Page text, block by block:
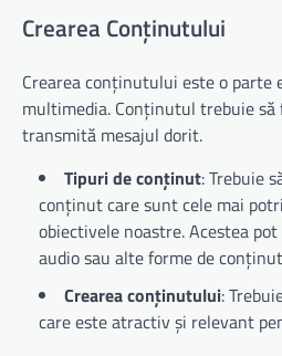
Crearea Conținutului
Crearea conținutului este o parte
multimedia. Conținutul trebuie
transmită mesajul dorit.
Tipuri de conținut: Trebuie
conținut care sunt cele mai
obiectivele noastre. Acestea
audio sau alte forme de
Crearea conținutului:
care este atractiv și relevant